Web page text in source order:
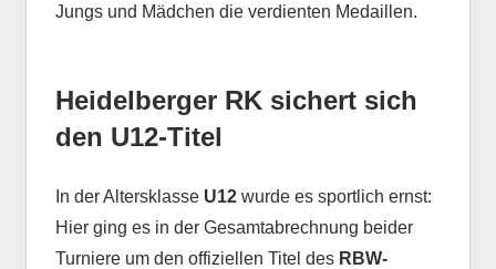
Jungs und Mädchen die verdienten Medaillen.
Heidelberger RK sichert sich
den U12-Titel
In der Altersklasse U12wurde es sportlich ernst:
Hier ging es in der Gesamtabrechnung beider
Turniere um den offiziellen Titel des RBW-